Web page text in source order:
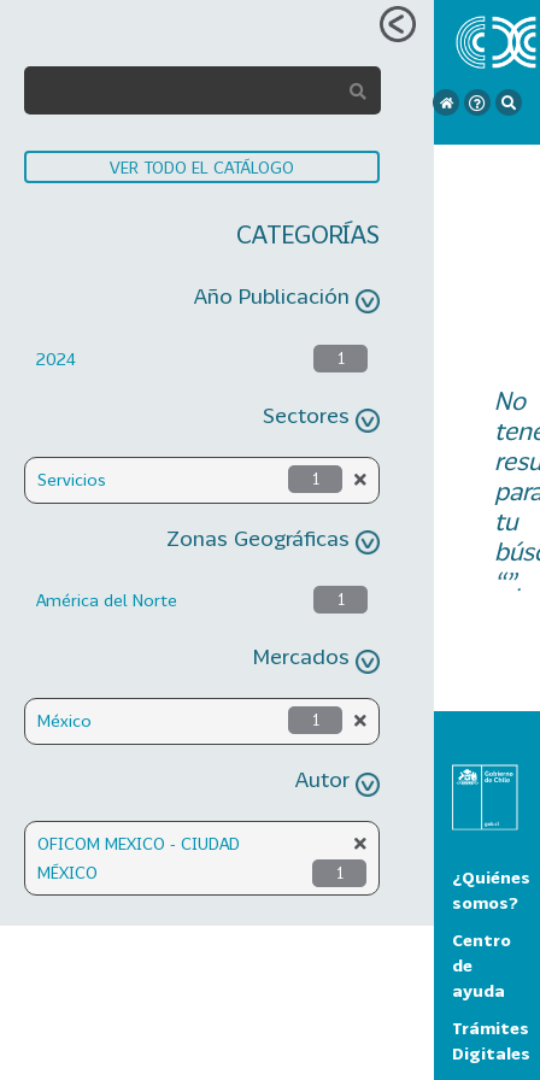
VER TODO EL CATÁLOGO
CATEGORÍAS
Año Publicación
2024 1
Sectores
Servicios 1
Zonas Geográficas
América del Norte 1
Mercados
México 1
Autor
OFICOM MEXICO - CIUDAD
MÉXICO
1
No
tu
“”.
¿Quiénes
somos?
Centro
de
ayuda
Trámites
Digitales